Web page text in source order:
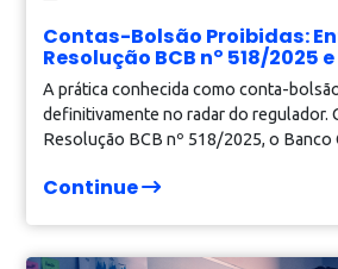
5 de fevereiro de 2026
Consulta no Serasa para
reduzir a inadimplência
segurança
Vender bem não é apenas fechar
transforme em recebimento real.